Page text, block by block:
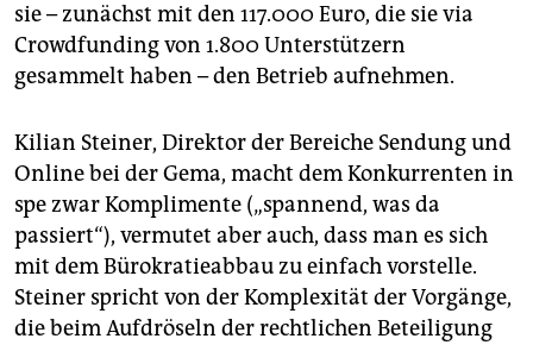
sie – zunächst mit den 117.000 Euro, die sie via
Crowdfunding von 1.800 Unterstützern
gesammelt haben – den Betrieb aufnehmen.
Kilian Steiner, Direktor der Bereiche Sendung und
Online bei der Gema, macht dem Konkurrenten in
spe zwar Komplimente („spannend, was da
passiert“), vermutet aber auch, dass man es sich
mit dem Bürokratieabbau zu einfach vorstelle.
Steiner spricht von der Komplexität der Vorgänge,
die beim Aufdröseln der rechtlichen Beteiligung